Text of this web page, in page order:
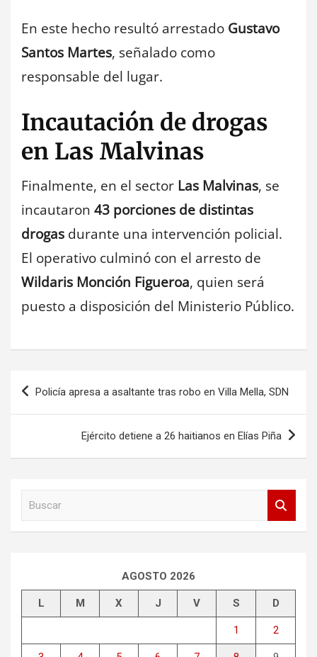
En este hecho resultó arrestado Gustavo
Santos Martes, señalado como
responsable del lugar.
Incautación de drogas
en Las Malvinas
Finalmente, en el sector Las Malvinas, se
incautaron 43 porciones de distintas
drogas durante una intervención policial.
El operativo culminó con el arresto de
Wildaris Monción Figueroa, quien será
puesto a disposición del Ministerio Público.
Navegación
de
entradas
Policía apresa a asaltante tras robo en Villa Mella, SDN
Ejército detiene a 26 haitianos en Elías Piña
AGOSTO 2026
L M X J V S D
1 2